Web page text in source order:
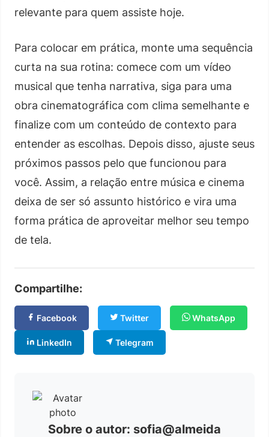
relevante para quem assiste hoje.
Para colocar em prática, monte uma sequência
curta na sua rotina: comece com um vídeo
musical que tenha narrativa, siga para uma
obra cinematográfica com clima semelhante e
finalize com um conteúdo de contexto para
entender as escolhas. Depois disso, ajuste seus
próximos passos pelo que funcionou para
você. Assim, a relação entre música e cinema
deixa de ser só assunto histórico e vira uma
forma prática de aproveitar melhor seu tempo
de tela.
Compartilhe:
Facebook Twitter WhatsApp
LinkedIn Telegram
Sobre o autor: sofia@almeida